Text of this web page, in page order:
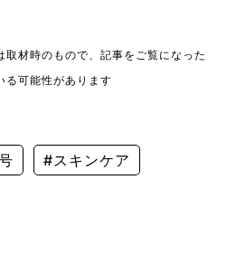
材時のもので、記事をご覧になった
る可能性があります
#スキンケア